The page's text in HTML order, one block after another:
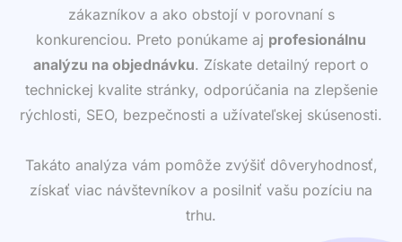
zákazníkov a ako obstojí v porovnaní s
konkurenciou. Preto ponúkame aj profesionálnu
analýzu na objednávku. Získate detailný report o
technickej kvalite stránky, odporúčania na zlepšenie
rýchlosti, SEO, bezpečnosti a užívateľskej skúsenosti.
Takáto analýza vám pomôže zvýšiť dôveryhodnosť,
získať viac návštevníkov a posilniť vašu pozíciu na
trhu.